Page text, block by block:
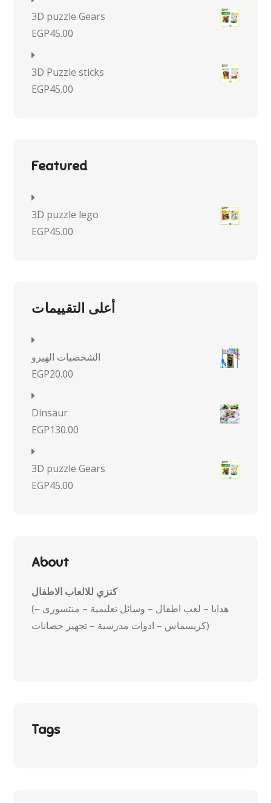
3D puzzle Gears
EGP45.00
3D Puzzle sticks
EGP45.00
Featured
3D puzzle lego
EGP45.00
أعلى التقييمات
الشخصيات الهيرو
EGP20.00
Dinsaur
EGP130.00
3D puzzle Gears
EGP45.00
About
كنزي للالعاب الاطفال
(هدايا – لعب اطفال – وسائل تعليمية – منتسورى –
كريسماس – ادوات مدرسية – تجهيز حضانات)
Tags